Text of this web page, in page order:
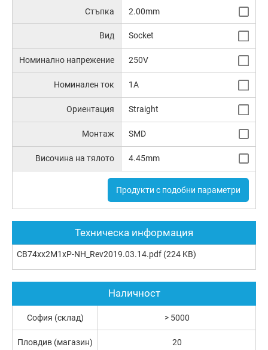
Стъпка 2.00mm
Вид Socket
Номинално напрежение 250V
Номинален ток 1A
Ориентация Straight
Монтаж SMD
Височина на тялото 4.45mm
Продукти с подобни параметри
Техническа информация
CB74xx2M1xP-NH_Rev2019.03.14.pdf (224 KB)
Наличност
София (склад) > 5000
Пловдив (магазин) 20